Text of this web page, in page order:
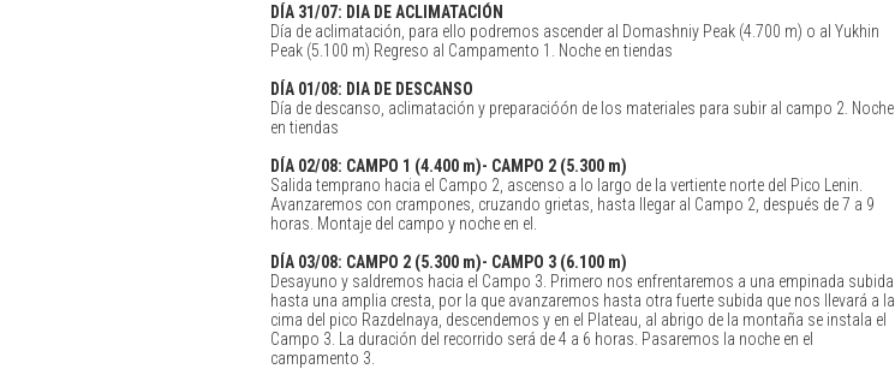
DÍA31/07: DIA DE ACLIMATACIÓN
Día de aclimatación, para ello podremos ascender al Domashniy Peak (4.700 m) o al Yukhin
Peak (5.100 m) Regreso al Campamento 1. Noche en tiendas
DÍA01/08: DIA DE DESCANSO
Día de descanso, aclimatación y preparacióón de los materiales para subir al campo 2. Noche
en tiendas
DÍA02/08: CAMPO 1 (4.400 m)- CAMPO 2 (5.300 m)
Salida temprano hacia el Campo 2, ascenso a lo largo de la vertiente norte del Pico Lenin.
Avanzaremos con crampones, cruzando grietas, hasta llegar al Campo 2, después de 7 a 9
horas. Montaje del campo y noche en el.
DÍA03/08: CAMPO 2 (5.300 m)- CAMPO 3 (6.100 m)
Desayuno y saldremos hacia el Campo 3. Primero nos enfrentaremos a una empinada subida
hasta una amplia cresta, por la que avanzaremos hasta otra fuerte subida que nos llevará a la
cima del pico Razdelnaya, descendemos y en el Plateau, al abrigo de la montaña se instala el
Campo 3. La duración del recorrido será de 4 a 6 horas. Pasaremos la noche en el
campamento 3.